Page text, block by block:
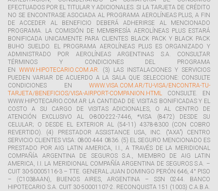
EFECTUADOS POR EL TITULAR Y ADICIONALES. SI LA TARJETA DE CRÉDITO
NO SE ENCONTRASE ASOCIADA AL PROGRAMA AEROLÍNEAS PLUS, A FIN
DE ACCEDER AL BENEFICIO DEBERÁ ADHERIRSE AL MENCIONADO
PROGRAMA. LA COMISIÓN DE MEMBRESÍA AEROLÍNEAS PLUS ESTARÁ
BONIFICADA UNICAMENTE PARA CLIENTES BLACK PACK Y BLACK PACK
BUHO SUELDO. EL PROGRAMA AEROLÍNEAS PLUS ES ORGANIZADO Y
ADMINISTRADO POR AEROLÍNEAS ARGENTINAS S.A. CONSULTAR
TÉRMINOS Y CONDICIONES DEL PROGRAMA
EN WWW.HIPOTECARIO.COM.AR.
(3) LAS INSTALACIONES Y SERVICIOS
PUEDEN VARIAR DE ACUERDO A LA SALA QUE SELECCIONE: CONSULTE
CONDICIONES EN WWW.VISA.COM.AR/TU-VISA/ENCONTRA-TU-
TARJETA/BENEFICIOS/VISA-AIRPORT-COMPANION.HTML
CONSULTE. EN
WWW.HIPOTECARIO.COM.AR LA CANTIDAD DE VISITAS BONIFICADAS Y EL
COSTO A SU CARGO DE VISITAS ADICIONALES, O AL CENTRO DE
ATENCIÓN EXCLUSIVO AL 0-800-222-7446, *VISA (8472) DESDE SU
CELULAR; O DESDE EL EXTERIOR AL (54-11) 4378-8300 (CON COBRO
REVERTIDO). (4) PRESTADOR ASSISTANCE USA, INC. (“AXA”) CENTRO
SERVICIO CLIENTES VISA: 0800 444 0836. (5) EL SEGURO MENCIONADO ES
PRESTADO POR AIG LATIN AMERICA, I.I., A TRAVÉS DE LA MERIDIONAL
COMPAÑÍA ARGENTINA DE SEGUROS S.A., MIEMBRO DE AIG LATIN
AMERICA, I.I. LA MERIDIONAL COMPAÑÍA ARGENTINA DE SEGUROS S.A. –
CUIT 30-50005116-3 – TTE. GENERAL JUAN DOMINGO PERÓN 646, 4° PISO
– (C1038AAN), BUENOS AIRES, ARGENTINA – SSN 0244. BANCO
HIPOTECARIO S.A. CUIT 30-50001107-2. RECONQUISTA 151 (1003) C.A.B.A.